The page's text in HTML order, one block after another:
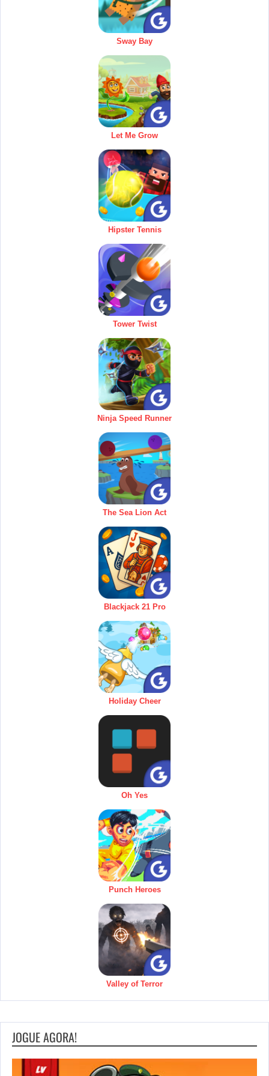
Sway Bay
Let Me Grow
Hipster Tennis
Tower Twist
Ninja Speed Runner
The Sea Lion Act
Blackjack 21 Pro
Holiday Cheer
Oh Yes
Punch Heroes
Valley of Terror
JOGUE AGORA!